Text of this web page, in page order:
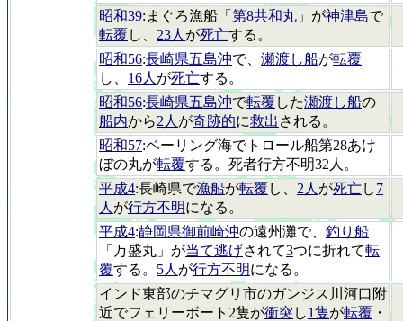
昭和39:まぐろ漁船「 第8共和丸 」が神津島で
転覆 し、 23人 が死亡する。
昭和56:長崎県五島沖で、 瀬渡し船が転覆
し、 16人 が死亡する。
昭和56:長崎県五島沖で転覆 した瀬渡し船の
船内から2人 が奇跡的に救出 される。
昭和57:ベーリング海でトロール船第28あけ
ぼの丸が転覆する。死者行方不明32人。
平成4:長崎県で漁船が転覆 し、 2人 が死亡し7
人 が行方不明になる。
平成4:静岡県御前崎沖の遠州灘で、 釣り船
「万盛丸」が当て逃げされて3つに折れて転
覆する。 5人 が行方不明になる。
インド東部のチマグリ市のガンジス川河口附
近でフェリーボート2隻が衝突 し1隻が転覆 ・